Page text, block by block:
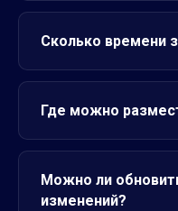
Сколько времени
Где можно
Можно ли
изменений?